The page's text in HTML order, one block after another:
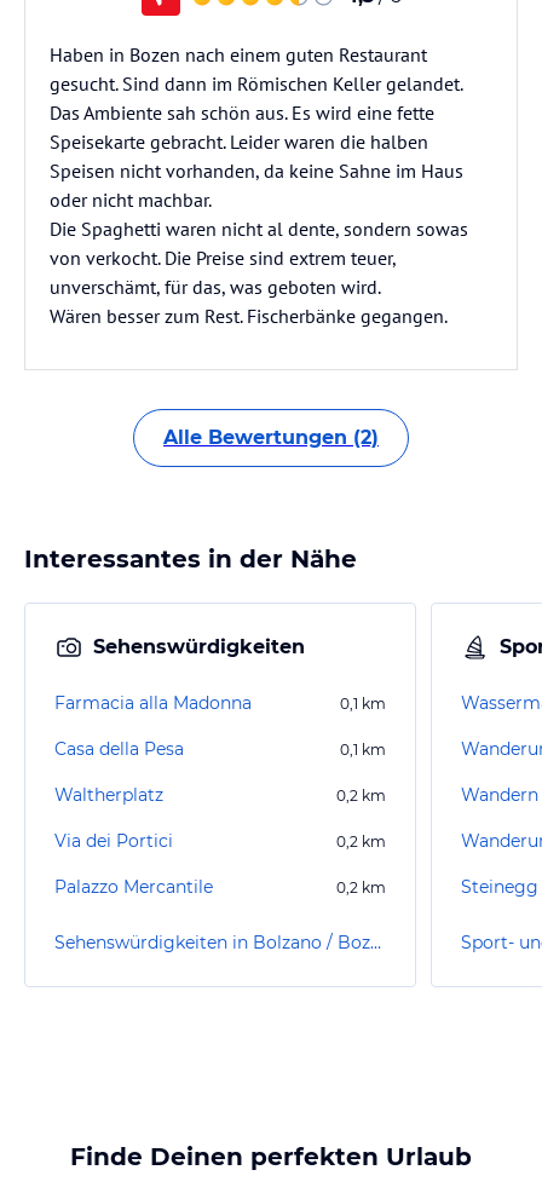
Haben in Bozen nach einem guten Restaurant
gesucht. Sind dann im Römischen Keller gelandet.
Das Ambiente sah schön aus. Es wird eine fette
Speisekarte gebracht. Leider waren die halben
Speisen nicht vorhanden, da keine Sahne im Haus
oder nicht machbar.
Die Spaghetti waren nicht al dente, sondern sowas
von verkocht. Die Preise sind extrem teuer,
unverschämt, für das, was geboten wird.
Wären besser zum Rest. Fischerbänke gegangen.
Alle Bewertungen (2)
Interessantes in der Nähe
Sehenswürdigkeiten
Farmacia alla Madonna 0,1 km
Casa della Pesa 0,1 km
Waltherplatz 0,2 km
Via dei Portici 0,2 km
Palazzo Mercantile 0,2 km
Sehenswürdigkeiten in Bolzano / Bozen
Steinegg
Finde Deinen perfekten Urlaub